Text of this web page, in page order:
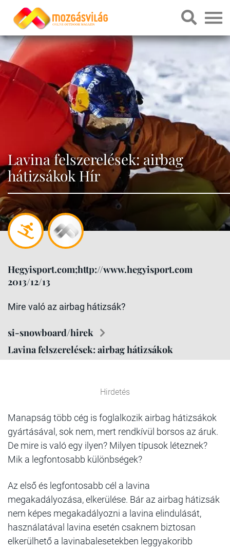
Lavina felszerelések: airbag
hátizsákok Hír
Hegyisport.com;http://www.hegyisport.com
2013/12/13
Mire való az airbag hátizsák?
si-snowboard/hirek
Lavina felszerelések: airbag hátizsákok
Hirdetés
Manapság több cég is foglalkozik airbag hátizsákok
gyártásával, sok nem, mert rendkívül borsos az áruk.
De mire is való egy ilyen? Milyen típusok léteznek?
Mik a legfontosabb különbségek?
Az első és legfontosabb cél a lavina
megakadályozása, elkerülése. Bár az airbag hátizsák
nem képes megakadályozni a lavina elindulását,
használatával lavina esetén csaknem biztosan
elkerülhető a lavinabalesetekben leggyakoribb